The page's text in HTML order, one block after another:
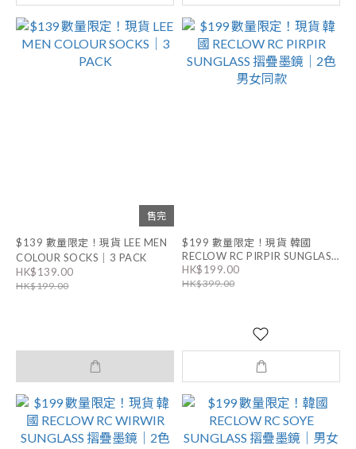
售完
$139 數量限定！現貨 LEE MEN
COLOUR SOCKS｜3 PACK
HK$139.00
HK$199.00
$199 數量限定！現貨 韓國
RECLOW RC PIRPIR SUNGLASS
摺疊墨鏡｜2色 男女同款
HK$199.00
HK$399.00